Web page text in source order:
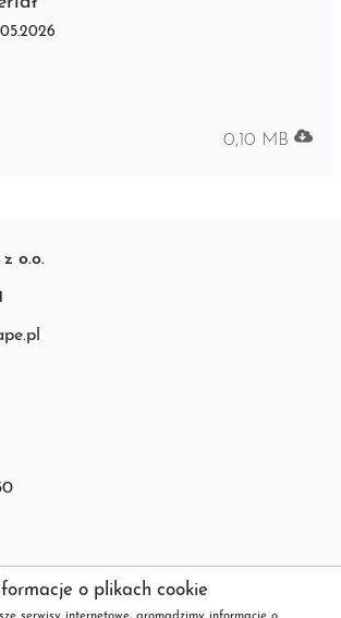
0,10 MB
z o.o.
o plikach cookie